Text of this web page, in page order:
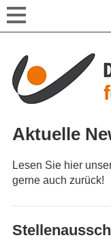
Direkt zum Inhalt
Style-Switcher
Aktuelle
Lesen Sie hier
gerne auch zurück!